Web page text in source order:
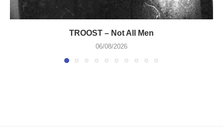
TROOST – Not All Men
06/08/2026